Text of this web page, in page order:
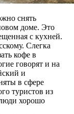
снять
доме. Это
с кухней.
Слегка
кофе в
говорят и на
и
в сфере
туристов из
хорошо